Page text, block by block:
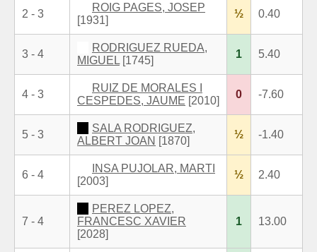
2 - 3
ROIG PAGES, JOSEP
[1931]
½ 0.40
3 - 4
RODRIGUEZ RUEDA,
MIGUEL [1745]
1 5.40
4 - 3
RUIZ DE MORALES I
CESPEDES, JAUME [2010]
0 -7.60
5 - 3
SALA RODRIGUEZ,
ALBERT JOAN [1870]
½ -1.40
6 - 4
INSA PUJOLAR, MARTI
[2003]
½ 2.40
7 - 4
PEREZ LOPEZ,
FRANCESC XAVIER
[2028]
1 13.00